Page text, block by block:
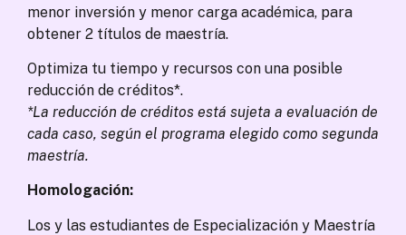
menor inversión y menor carga académica, para
obtener 2 títulos de maestría.
Optimiza tu tiempo y recursos con una posible
reducción de créditos*.
*La reducción de créditos está sujeta a evaluación de
cada caso, según el programa elegido como segunda
maestría.
Homologación:
Los y las estudiantes de Especialización y Maestría